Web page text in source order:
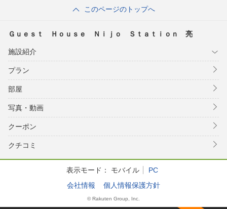
このページのトップへ
Ｇｕｅｓｔ Ｈｏｕｓｅ Ｎｉｊｏ Ｓｔａｔｉｏｎ 亮
施設紹介
プラン
部屋
写真・動画
クーポン
クチコミ
表示モード： モバイル
PC
会社情報
個人情報保護方針
© Rakuten Group, Inc.